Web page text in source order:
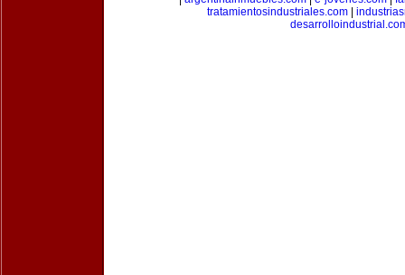
tratamientosindustriales.com